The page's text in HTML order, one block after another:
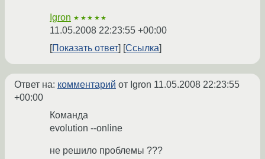
Igron ★★★★★
11.05.2008 22:23:55 +00:00
Показать ответ
Ссылка
Ответ на: комментарий от Igron 11.05.2008 22:23:55
+00:00
Команда
evolution --online
не решило проблемы ???